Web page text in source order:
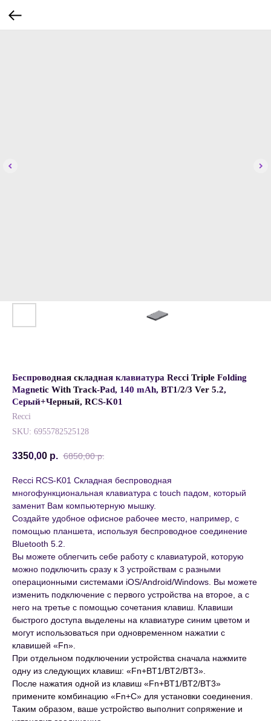
Беспроводная складная клавиатура Recci Triple Folding
Magnetic With Track-Pad, 140 mAh, BT1/2/3 Ver 5.2,
Серый+Черный, RCS-K01
Recci
SKU: 6955782525128
3350,00 р. 6850,00 р.
Recci RCS-K01 Складная беспроводная
многофункциональная клавиатура c touch падом, который
заменит Вам компьютерную мышку.
Создайте удобное офисное рабочее место, например, с
помощью планшета, используя беспроводное соединение
Bluetooth 5.2.
Вы можете облегчить себе работу с клавиатурой, которую
можно подключить сразу к 3 устройствам с разными
операционными системами iOS/Android/Windows. Вы можете
изменить подключение с первого устройства на второе, а с
него на третье с помощью сочетания клавиш. Клавиши
быстрого доступа выделены на клавиатуре синим цветом и
могут использоваться при одновременном нажатии с
клавишей «Fn».
При отдельном подключении устройства сначала нажмите
одну из следующих клавиш: «Fn+BT1/BT2/BT3».
После нажатия одной из клавиш «Fn+BT1/BT2/BT3»
примените комбинацию «Fn+C» для установки соединения.
Таким образом, ваше устройство выполнит сопряжение и